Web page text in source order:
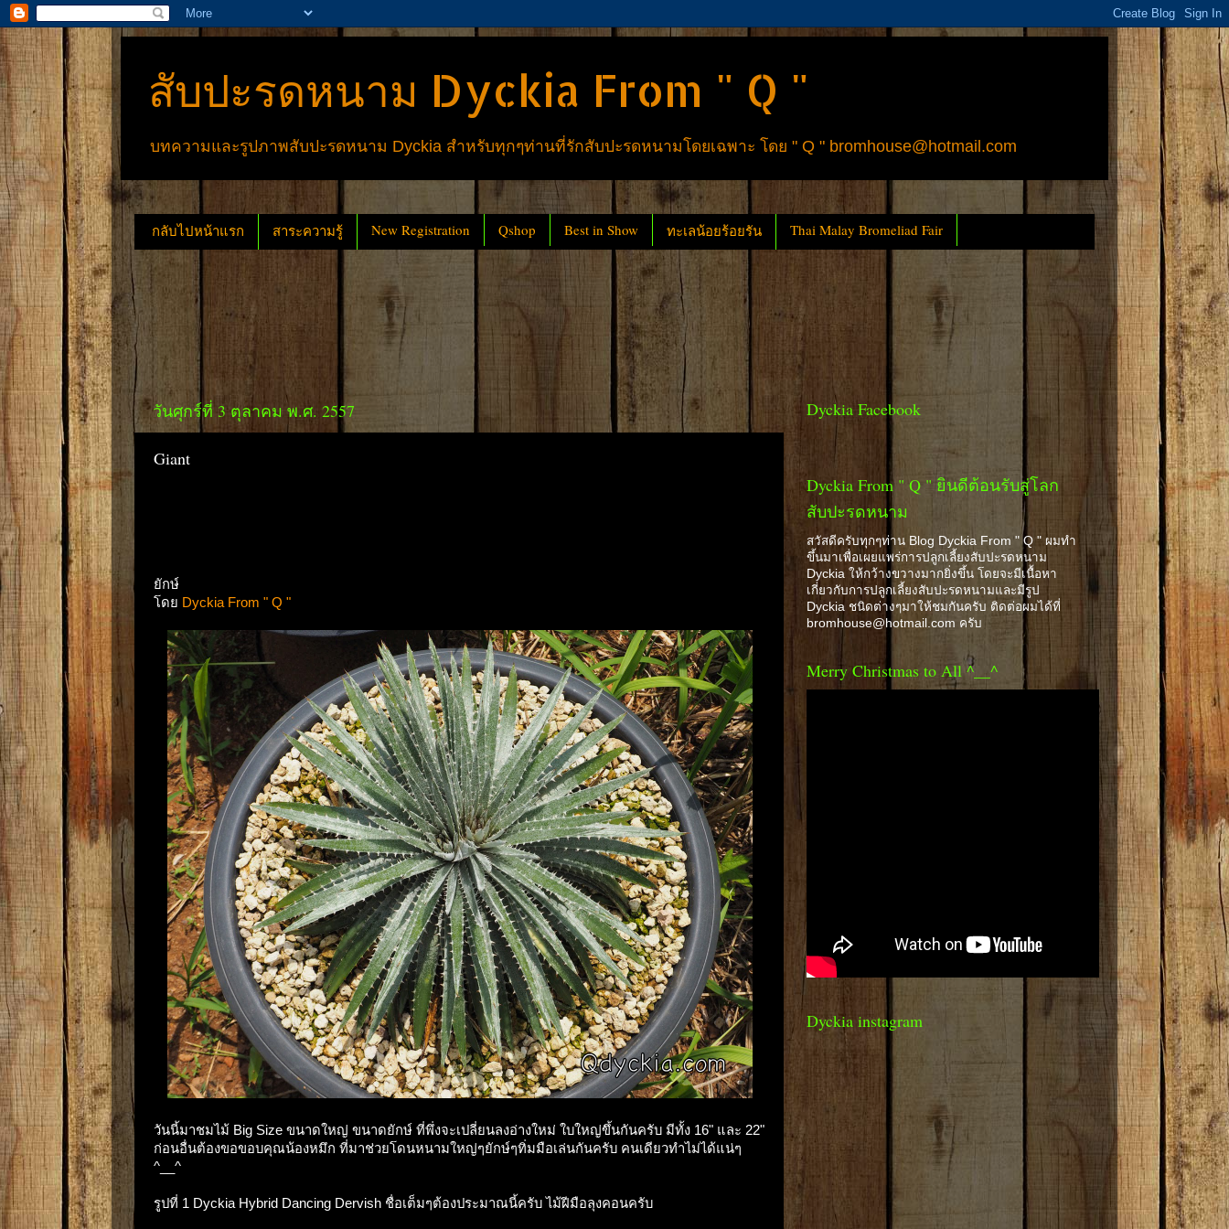
สับปะรดหนาม Dyckia From " Q "
บทความและรูปภาพสับปะรดหนาม Dyckia สำหรับทุกๆท่านที่รักสับปะรดหนามโดยเฉพาะ โดย " Q " bromhouse@hotmail.com
กลับไปหน้าแรก สาระความรู้ New Registration Qshop Best in Show ทะเลน้อยร้อยรัน Thai Malay Bromeliad Fair
วันศุกร์ที่ 3 ตุลาคม พ.ศ. 2557
Giant
ยักษ์
โดย Dyckia From " Q "
วันนี้มาชมไม้ Big Size ขนาดใหญ่ ขนาดยักษ์ ที่พึ่งจะเปลี่ยนลงอ่างใหม่ ใบใหญ่ขึ้นกันครับ มีทั้ง 16" และ 22"
ก่อนอื่นต้องขอขอบคุณน้องหมึก ที่มาช่วยโดนหนามใหญ่ๆยักษ์ๆทิ่มมือเล่นกันครับ คนเดียวทำไม่ได้แน่ๆ
^__^
รูปที่ 1 Dyckia Hybrid Dancing Dervish ชื่อเต็มๆต้องประมาณนี้ครับ ไม้ฝีมือลุงคอนครับ
Dyckia Facebook
Dyckia From " Q " ยินดีต้อนรับสู่โลก
สับปะรดหนาม
สวัสดีครับทุกๆท่าน Blog Dyckia From " Q " ผมทำ
ขึ้นมาเพื่อเผยแพร่การปลูกเลี้ยงสับปะรดหนาม
Dyckia ให้กว้างขวางมากยิ่งขึ้น โดยจะมีเนื้อหา
เกี่ยวกับการปลูกเลี้ยงสับปะรดหนามและมีรูป
Dyckia ชนิดต่างๆมาให้ชมกันครับ ติดต่อผมได้ที่
bromhouse@hotmail.com ครับ
Merry Christmas to All ^__^
Dyckia instagram